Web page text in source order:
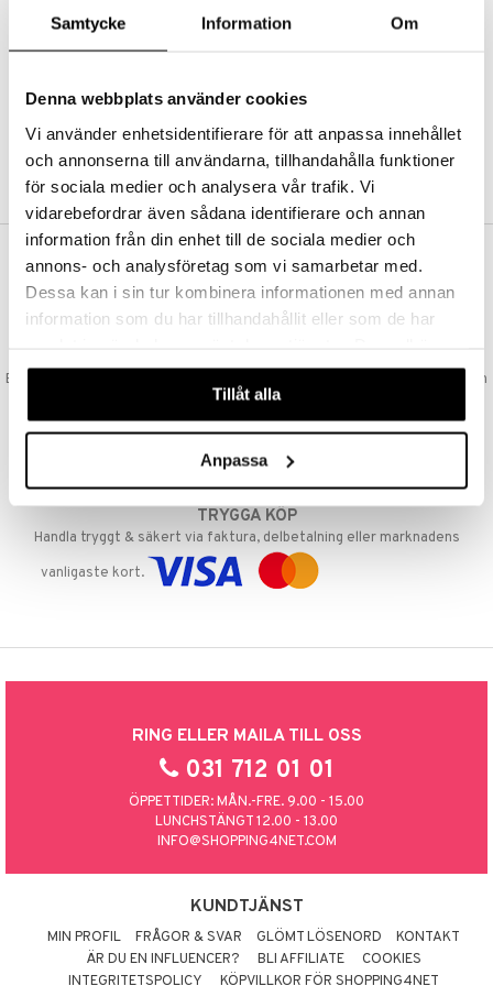
Samtycke Information Om
Denna webbplats använder cookies
Vi använder enhetsidentifierare för att anpassa innehållet
och annonserna till användarna, tillhandahålla funktioner
för sociala medier och analysera vår trafik. Vi
vidarebefordrar även sådana identifierare och annan
information från din enhet till de sociala medier och
annons- och analysföretag som vi samarbetar med.
Dessa kan i sin tur kombinera informationen med annan
information som du har tillhandahållit eller som de har
våra cookies vid fortsatt användande av vår webbplats.
Tillåt alla
Anpassa
Abonnemang
Bevaka produkter
Recensera produkter
SKAPA KUND
VAD KOSTAR FRAKTEN?
Vi erbjuder fri frakt från 350 kr. Vår gräns för fraktfri leverans bestäms
utifån vilken avdelning du handlar från. Läs mer här »
Beställningar lagda före 14:00 (gäller varor i lager) skickas normalt ut från
oss samma dag.
GODKÄND AV LÄKEMEDELSVERKET
EU-logotypen är symbolen som visar att vi är godkända av
TRYGGA KÖP
Handla tryggt & säkert via faktura, delbetalning eller marknadens
vanligaste kort.
RING ELLER MAILA TILL OSS
031 712 01 01
ÖPPETTIDER: MÅN.-FRE. 9.00 - 15.00
LUNCHSTÄNGT 12.00 - 13.00
INFO@SHOPPING4NET.COM
KUNDTJÄNST
MIN PROFIL FRÅGOR & SVAR GLÖMT LÖSENORD
KONTAKT
ÄR DU EN INFLUENCER?
BLI AFFILIATE
COOKIES
INTEGRITETSPOLICY
KÖPVILLKOR FÖR SHOPPING4NET